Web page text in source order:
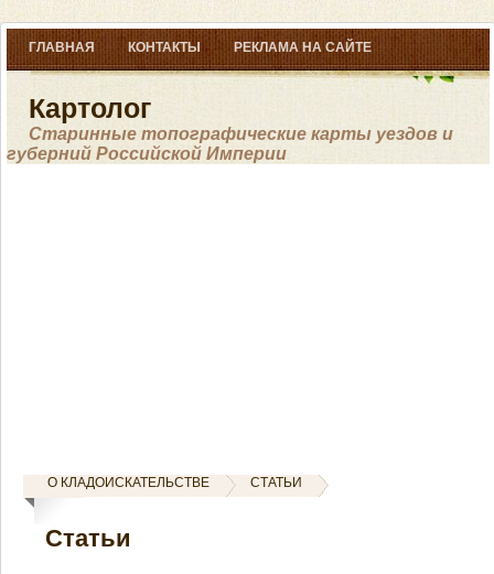
ГЛАВНАЯ КОНТАКТЫ РЕКЛАМА НА САЙТЕ
Картолог
Старинные топографические карты уездов и
губерний Российской Империи
О КЛАДОИСКАТЕЛЬСТВЕ СТАТЬИ
Статьи